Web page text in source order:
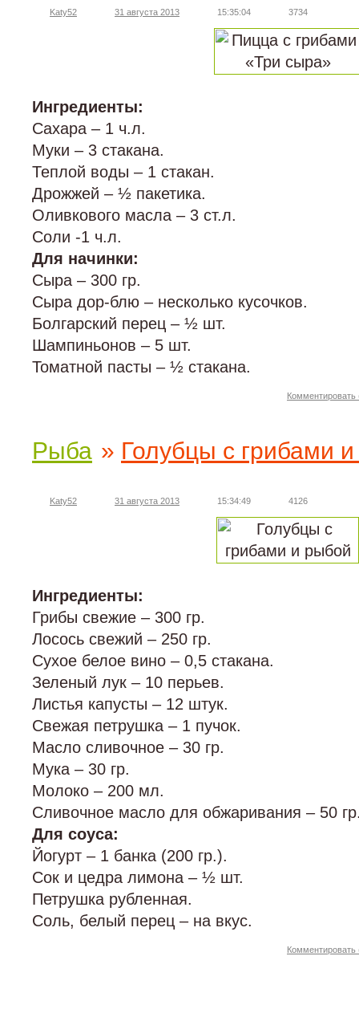
Katy52 31 августа 2013 15:35:04 3734
Ингредиенты:
Сахара – 1 ч.л.
Муки – 3 стакана.
Теплой воды – 1 стакан.
Дрожжей – ½ пакетика.
Оливкового масла – 3 ст.л.
Соли -1 ч.л.
Для начинки:
Сыра – 300 гр.
Сыра дор-блю – несколько кусочков.
Болгарский перец – ½ шт.
Шампиньонов – 5 шт.
Томатной пасты – ½ стакана.
Комментировать
Рыба » Голубцы с грибами
Katy52 31 августа 2013 15:34:49 4126
Ингредиенты:
Грибы свежие – 300 гр.
Лосось свежий – 250 гр.
Сухое белое вино – 0,5 стакана.
Зеленый лук – 10 перьев.
Листья капусты – 12 штук.
Свежая петрушка – 1 пучок.
Масло сливочное – 30 гр.
Мука – 30 гр.
Молоко – 200 мл.
Сливочное масло для обжаривания – 50
Для соуса:
Йогурт – 1 банка (200 гр.).
Сок и цедра лимона – ½ шт.
Петрушка рубленная.
Соль, белый перец – на вкус.
Комментировать